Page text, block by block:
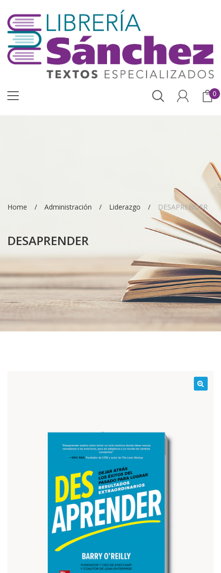
0
Home Administración Liderazgo DESAPRENDER
DESAPRENDER
¡Oferta!